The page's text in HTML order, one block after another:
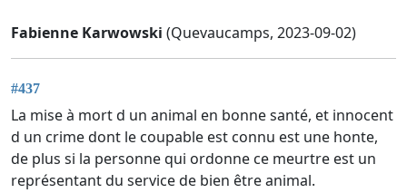
Fabienne Karwowski (Quevaucamps, 2023-09-02)
#437
La mise à mort d un animal en bonne santé, et innocent
d un crime dont le coupable est connu est une honte,
de plus si la personne qui ordonne ce meurtre est un
représentant du service de bien être animal.